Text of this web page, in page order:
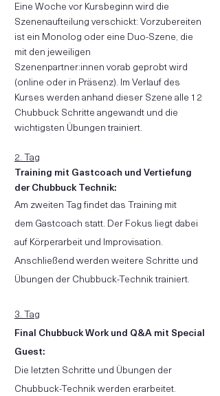
Eine Woche vor Kursbeginn wird die
Szenenaufteilung verschickt: Vorzubereiten
ist ein Monolog oder eine Duo-Szene, die
mit den jeweiligen
Szenenpartner:innen vorab geprobt wird
(online oder in Präsenz). Im Verlauf des
Kurses werden anhand dieser Szene alle 12
Chubbuck Schritte angewandt und die
wichtigsten Übungen trainiert.
2. Tag
Training mit Gastcoach und Vertiefung
der Chubbuck Technik:
Am zweiten Tag findet das Training mit
dem Gastcoach statt. Der Fokus liegt dabei
auf Körperarbeit und Improvisation.
Anschließend werden weitere Schritte und
Übungen der Chubbuck-Technik trainiert.
3. Tag
Final Chubbuck Work und Q&A mit Special
Guest:
Die letzten Schritte und Übungen der
Chubbuck-Technik werden erarbeitet.